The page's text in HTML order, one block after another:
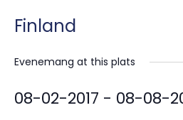
Finland
Evenemang at this plats
08-02-2017 - 08-08-